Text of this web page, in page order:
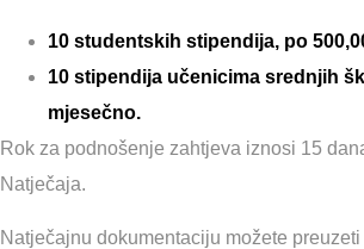
10 studentskih stipendija, po
10 stipendija učenicima srednjih
mjesečno.
Rok za podnošenje zahtjeva iznosi 15
Natječaja.
Natječajnu dokumentaciju možete